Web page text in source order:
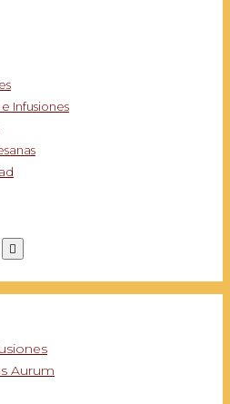
Infusiones

Aurum